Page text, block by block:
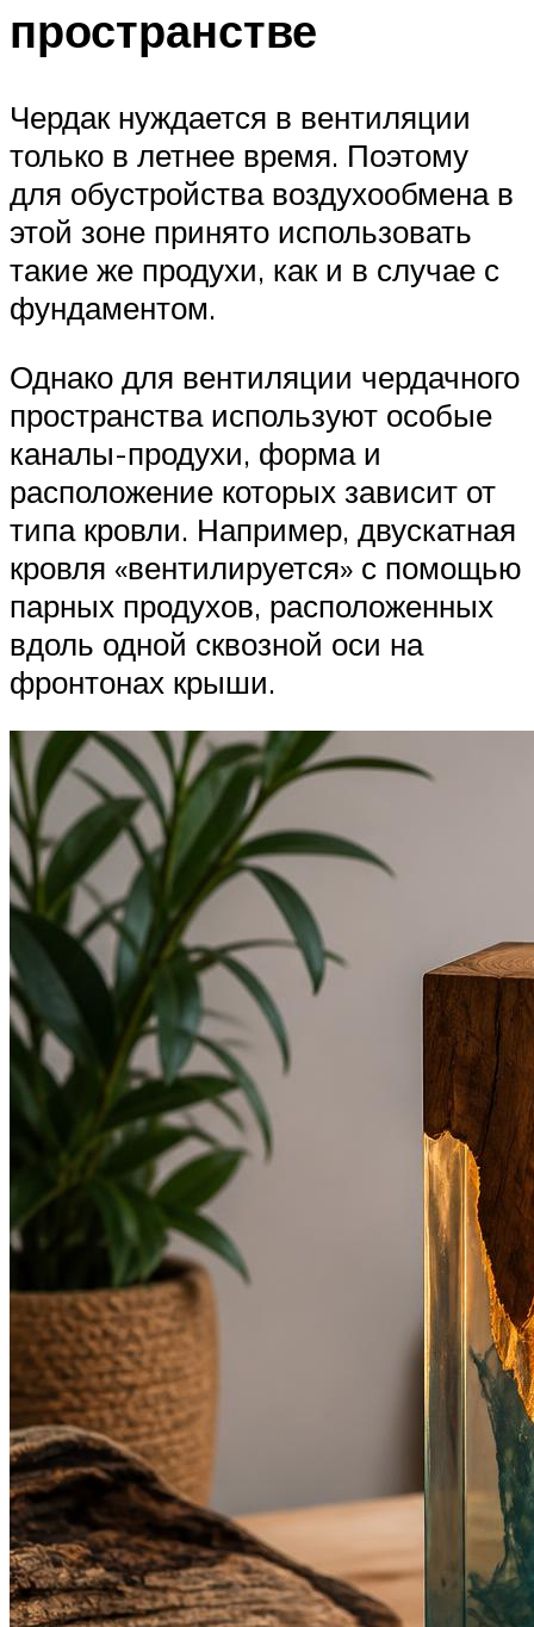
пространстве
Чердак нуждается в вентиляции
только в летнее время. Поэтому
для обустройства воздухообмена в
этой зоне принято использовать
такие же продухи, как и в случае с
фундаментом.
Однако для вентиляции чердачного
пространства используют особые
каналы-продухи, форма и
расположение которых зависит от
типа кровли. Например, двускатная
кровля «вентилируется» с помощью
парных продухов, расположенных
вдоль одной сквозной оси на
фронтонах крыши.